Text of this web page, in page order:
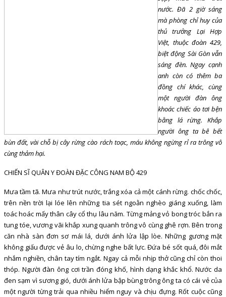
nước. Đã 2 giờ sáng
mà phòng chỉ huy của
thủ trưởng Lại Hợp
Việt, thuộc đoàn 429,
biệt động Sài Gòn vẫn
sáng đèn. Ngay cạnh
anh còn có thêm ba
đồng chí khác, cùng
một người đàn ông
khoác chiếc áo tơi bện
bằng lá rừng. Khắp
người ông ta bê bết
bùn đất, vài chỗ bị cây rừng cào rách toạc, máu không ngừng rỉ ra trông vô
cùng thảm hại.
CHIẾN SĨ QUÂN Y ĐOÀN ĐẶC CÔNG NAM BỘ 429
Mưa tầm tã. Mưa như trút nước, trắng xóa cả một cánh rừng. chốc chốc,
trên nền trời lại lóe lên những tia sét ngoằn nghèo giáng xuống, làm
toác hoác mấy thân cây cổ thụ lâu năm. Từng mảng vỏ bong tróc bắn ra
tung tóe, vương vãi khắp xung quanh trông vô cùng ghê rợn. Bên trong
căn nhà sàn đơn sơ mái lá, dưới ánh lửa lập lòe. Những gương mặt
không giấu được vẻ âu lo, chừng nghe bất lực. Đứa bé sốt quá, đôi mắt
nhắm nghiền, chân tay tím ngắt. Ngay cả mỗi nhịp thở cũng chỉ còn thoi
thóp. Người đàn ông cơi trần đóng khố, hình dạng khắc khổ. Nước da
đen sạm vì sương gió, dưới ánh lửa bập bùng trông ông ta có cái vẻ của
một người từng trải qua nhiều hiểm nguy và chịu đựng. Rốt cuộc cũng